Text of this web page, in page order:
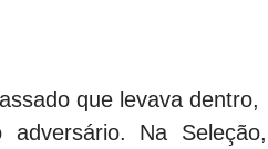
que levava
adversário. Na